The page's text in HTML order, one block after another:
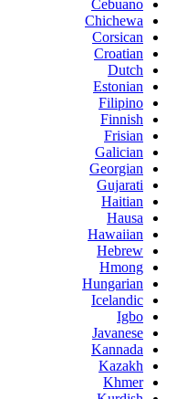
Cebuano
Chichewa
Corsican
Croatian
Dutch
Estonian
Filipino
Finnish
Frisian
Galician
Georgian
Gujarati
Haitian
Hausa
Hawaiian
Hebrew
Hmong
Hungarian
Icelandic
Igbo
Javanese
Kannada
Kazakh
Khmer